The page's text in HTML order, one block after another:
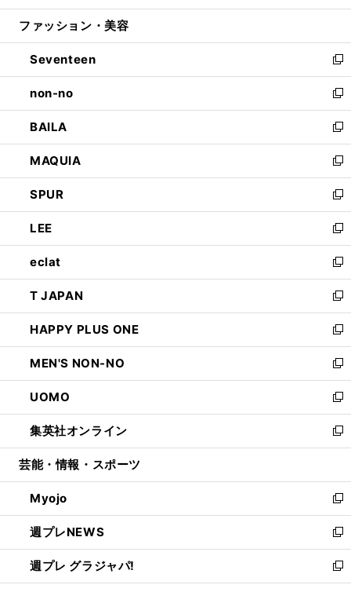
開
ウ
開
く
ン
ウ
で
開
く
ウ
ン
ド
ウ
で
開
く
ファッション・美容
Seventeen
新
し
い
ウ
ィ
ン
ド
ウ
で
開
く
non-no
新
し
い
ウ
ィ
ン
ド
ウ
で
開
く
BAILA
新
し
い
ウ
ィ
ン
ド
ウ
で
開
く
MAQUIA
新
し
い
ウ
ィ
ン
ド
ウ
で
開
く
SPUR
新
し
い
ウ
ィ
ン
ド
ウ
で
開
く
LEE
新
し
い
ウ
ィ
ン
ド
ウ
で
開
く
eclat
新
し
い
ウ
ィ
ン
ド
ウ
で
開
く
T JAPAN
新
し
い
ウ
ィ
ン
ド
ウ
で
開
HAPPY PLUS ONE
新
し
い
ウ
ィ
ン
ド
ウ
開
く
MEN'S NON-NO
新
し
い
ウ
ィ
ン
ウ
で
開
く
UOMO
新
し
い
ウ
ン
ド
ウ
で
開
く
集英社オンライン
新
し
ウ
ィ
ン
ド
ウ
で
開
芸能・情報・スポーツ
Myojo
新
し
い
ウ
ィ
ン
週プレNEWS
新
し
い
ウ
週プレ グラジャパ!
新
し